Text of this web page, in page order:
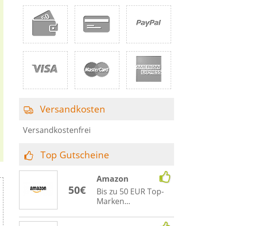
Versandkosten
Versandkostenfrei
Top Gutscheine
50€
Amazon
Bis zu 50 EUR Top-
Marken...